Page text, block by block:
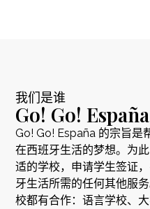
我们是谁
Go! Go!
Go! Go! España 的宗旨是
在西班牙生活的梦想。为
适的学校，申请学生签证
牙生活所需的任何其他服
校都有合作：语言学校、